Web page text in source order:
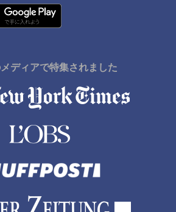
ディアで特集されました